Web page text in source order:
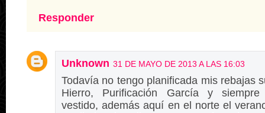
Responder
Unknown 31 DE MAYO DE 2013 A LAS 16:03
Todavía no tengo planificada mis rebajas
Hierro, Purificación García y siempre
vestido, además aquí en el norte el